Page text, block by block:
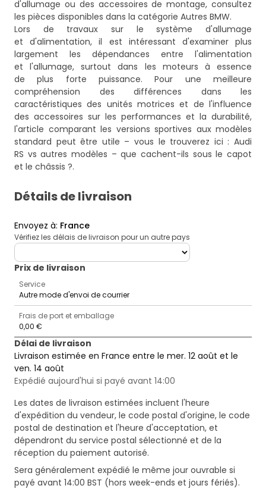
d'allumage ou des accessoires de montage, consultez
les pièces disponibles dans la catégorie Autres BMW.
Lors de travaux sur le système d'allumage
et d'alimentation, il est intéressant d'examiner plus
largement les dépendances entre l'alimentation
et l'allumage, surtout dans les moteurs à essence
de plus forte puissance. Pour une meilleure
compréhension des différences dans les
caractéristiques des unités motrices et de l'influence
des accessoires sur les performances et la durabilité,
l'article comparant les versions sportives aux modèles
standard peut être utile – vous le trouverez ici : Audi
RS vs autres modèles – que cachent-ils sous le capot
et le châssis ?.
Détails de livraison
Envoyez à: France
Vérifiez les délais de livraison pour un autre pays
deliveryCountry
Prix ​​de livraison
Service
Autre mode d'envoi de courrier
Frais de port et emballage
0,00 €
Délai de livraison
Livraison estimée en France entre le mer. 12 août et le
ven. 14 août
Expédié aujourd'hui si payé avant 14:00
Les dates de livraison estimées incluent l'heure
d'expédition du vendeur, le code postal d'origine, le code
postal de destination et l'heure d'acceptation, et
dépendront du service postal sélectionné et de la
réception du paiement autorisé.
Sera généralement expédié le même jour ouvrable si
payé avant 14:00 BST (hors week-ends et jours fériés).